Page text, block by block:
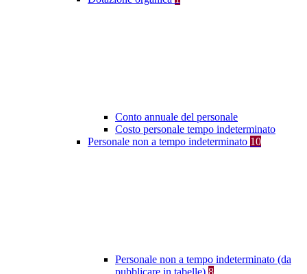
Conto annuale del personale
Costo personale tempo indeterminato
Personale non a tempo indeterminato 10
Personale non a tempo indeterminato (da